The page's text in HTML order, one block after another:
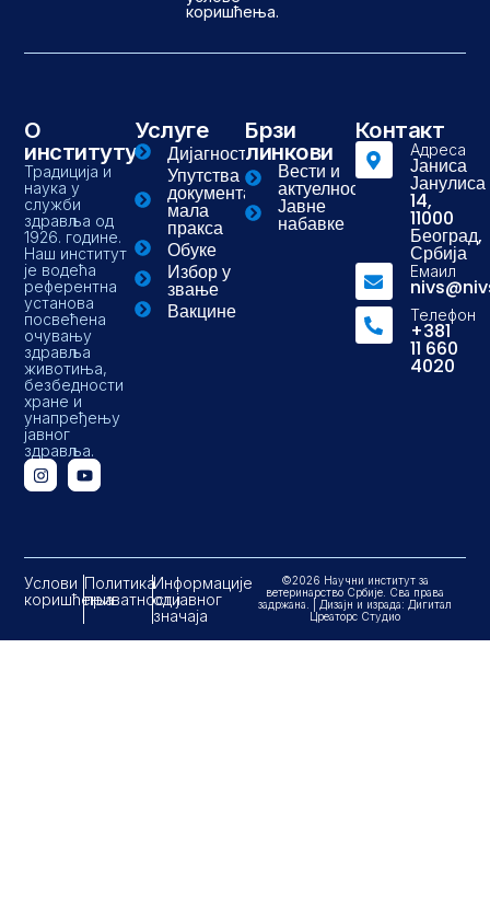
коришћења.
О
институту
Традиција и
наука у
служби
здравља од
1926. године.
Наш институт
је водећа
референтна
установа
посвећена
очувању
здравља
животиња,
безбедности
хране и
унапређењу
јавног
здравља.
Услуге
Дијагностика
Упутства и
документа-
мала
пракса
Обуке
Избор у
звање
Вакцине
Брзи
линкови
Вести и
актуелности
Јавне
набавке
Контакт
Адреса
Јаниса
Јанулиса
14,
11000
Београд,
Србија
Емаил
Телефон
+381
11 660
4020
Услови
коришћења
Политика
приватности
Информације
од јавног
значаја
©2026 Научни институт за
ветеринарство Србије. Сва права
задржана. | Дизајн и израда: Дигитал
Цреаторс Студио